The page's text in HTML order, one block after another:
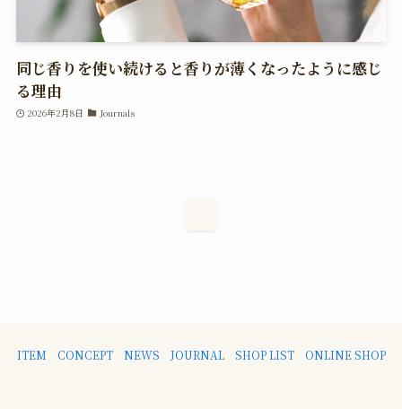
同じ香りを使い続けると香りが薄くなったように感じ
る理由
2026年2月8日 Journals
ITEM CONCEPT NEWS JOURNAL SHOP LIST ONLINE SHOP